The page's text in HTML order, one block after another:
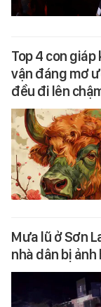
Top 4 con
vận đáng mơ
đều đi lên
Mưa lũ ở Sơn
nhà dân bị